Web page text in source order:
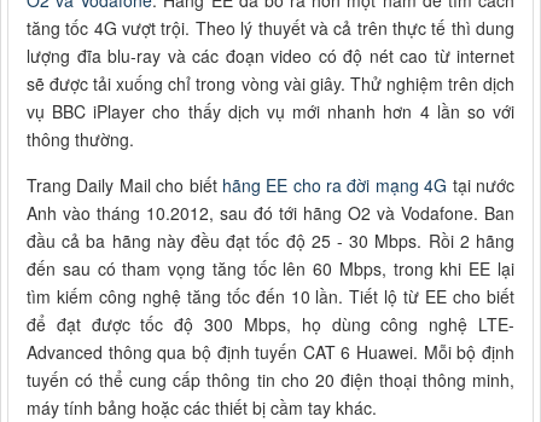
tăng tốc 4G vượt trội. Theo lý thuyết và cả trên thực tế thì dung
lượng đĩa blu-ray và các đoạn video có độ nét cao từ internet
sẽ được tải xuống chỉ trong vòng vài giây. Thử nghiệm trên dịch
vụ BBC iPlayer cho thấy dịch vụ mới nhanh hơn 4 lần so với
thông thường.
Trang Daily Mail cho biết hãng EE cho ra đời mạng 4G tại nước
Anh vào tháng 10.2012, sau đó tới hãng O2 và Vodafone. Ban
đầu cả ba hãng này đều đạt tốc độ 25 - 30 Mbps. Rồi 2 hãng
đến sau có tham vọng tăng tốc lên 60 Mbps, trong khi EE lại
tìm kiếm công nghệ tăng tốc đến 10 lần. Tiết lộ từ EE cho biết
để đạt được tốc độ 300 Mbps, họ dùng công nghệ LTE-
Advanced thông qua bộ định tuyến CAT 6 Huawei. Mỗi bộ định
tuyến có thể cung cấp thông tin cho 20 điện thoại thông minh,
máy tính bảng hoặc các thiết bị cầm tay khác.